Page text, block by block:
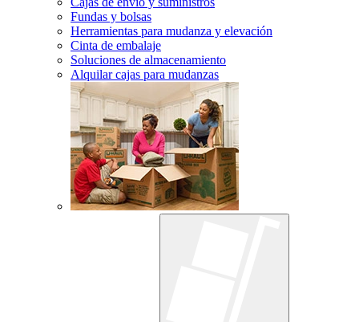
Fundas y bolsas
Herramientas para mudanza y elevación
Cinta de embalaje
Soluciones de almacenamiento
Alquilar cajas para mudanzas